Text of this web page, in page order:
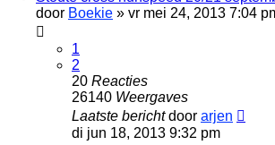
door Boekie » vr mei 24, 2013 7:04
1
2
20 Reacties
26140 Weergaves
Laatste berichtdoor arjen
di jun 18, 2013 9:32 pm